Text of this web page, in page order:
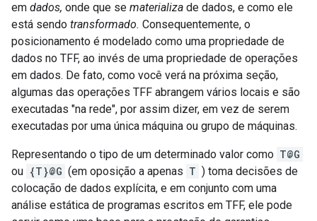
em dados, onde que se materializa de dados, e como ele
está sendo transformado. Consequentemente, o
posicionamento é modelado como uma propriedade de
dados no TFF, ao invés de uma propriedade de operações
em dados. De fato, como você verá na próxima seção,
algumas das operações TFF abrangem vários locais e são
executadas "na rede", por assim dizer, em vez de serem
executadas por uma única máquina ou grupo de máquinas.
Representando o tipo de um determinado valor como T@G
ou {T}@G (em oposição a apenas T ) toma decisões de
colocação de dados explícita, e em conjunto com uma
análise estática de programas escritos em TFF, ele pode